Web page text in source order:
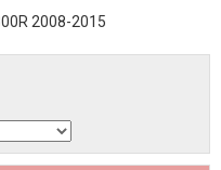
2008-2015